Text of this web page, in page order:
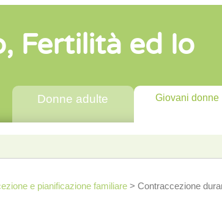
Fertilità ed Io
Donne adulte Giovani donne
e pianificazione familiare > Contraccezione